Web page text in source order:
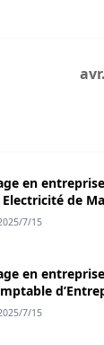
en
Electricité de
7/15
en
7/15